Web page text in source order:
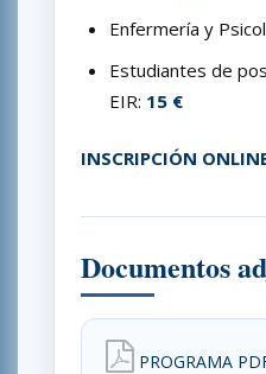
Enfermería y
Estudiantes de
EIR: 15 €
INSCRIPCIÓN
Documentos
PROGRAMA